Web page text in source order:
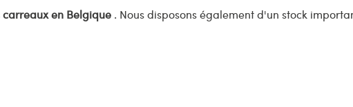
carreaux en Belgique . Nous disposons également d'un stock